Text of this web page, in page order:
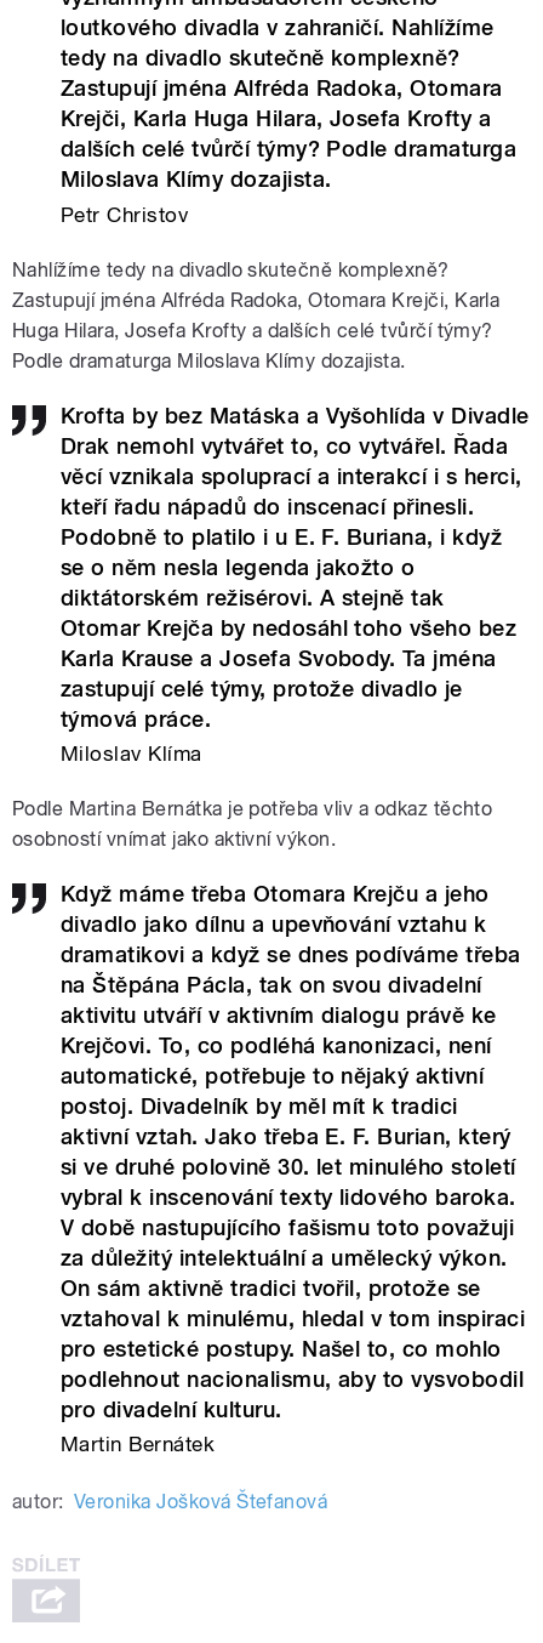
loutkového divadla v zahraničí. Nahlížíme
tedy na divadlo skutečně komplexně?
Zastupují jména Alfréda Radoka, Otomara
Krejči, Karla Huga Hilara, Josefa Krofty a
dalších celé tvůrčí týmy? Podle dramaturga
Miloslava Klímy dozajista.
Petr Christov
Nahlížíme tedy na divadlo skutečně komplexně?
Zastupují jména Alfréda Radoka, Otomara Krejči, Karla
Huga Hilara, Josefa Krofty a dalších celé tvůrčí týmy?
Podle dramaturga Miloslava Klímy dozajista.
Krofta by bez Matáska a Vyšohlída v Divadle
Drak nemohl vytvářet to, co vytvářel. Řada
věcí vznikala spoluprací a interakcí i s herci,
kteří řadu nápadů do inscenací přinesli.
Podobně to platilo i u E. F. Buriana, i když
se o něm nesla legenda jakožto o
diktátorském režisérovi. A stejně tak
Otomar Krejča by nedosáhl toho všeho bez
Karla Krause a Josefa Svobody. Ta jména
zastupují celé týmy, protože divadlo je
týmová práce.
Miloslav Klíma
Podle Martina Bernátka je potřeba vliv a odkaz těchto
osobností vnímat jako aktivní výkon.
Když máme třeba Otomara Krejču a jeho
divadlo jako dílnu a upevňování vztahu k
dramatikovi a když se dnes podíváme třeba
na Štěpána Pácla, tak on svou divadelní
aktivitu utváří v aktivním dialogu právě ke
Krejčovi. To, co podléhá kanonizaci, není
automatické, potřebuje to nějaký aktivní
postoj. Divadelník by měl mít k tradici
aktivní vztah. Jako třeba E. F. Burian, který
si ve druhé polovině 30. let minulého století
vybral k inscenování texty lidového baroka.
V době nastupujícího fašismu toto považuji
za důležitý intelektuální a umělecký výkon.
On sám aktivně tradici tvořil, protože se
vztahoval k minulému, hledal v tom inspiraci
pro estetické postupy. Našel to, co mohlo
podlehnout nacionalismu, aby to vysvobodil
pro divadelní kulturu.
Martin Bernátek
autor: Veronika Jošková Štefanová